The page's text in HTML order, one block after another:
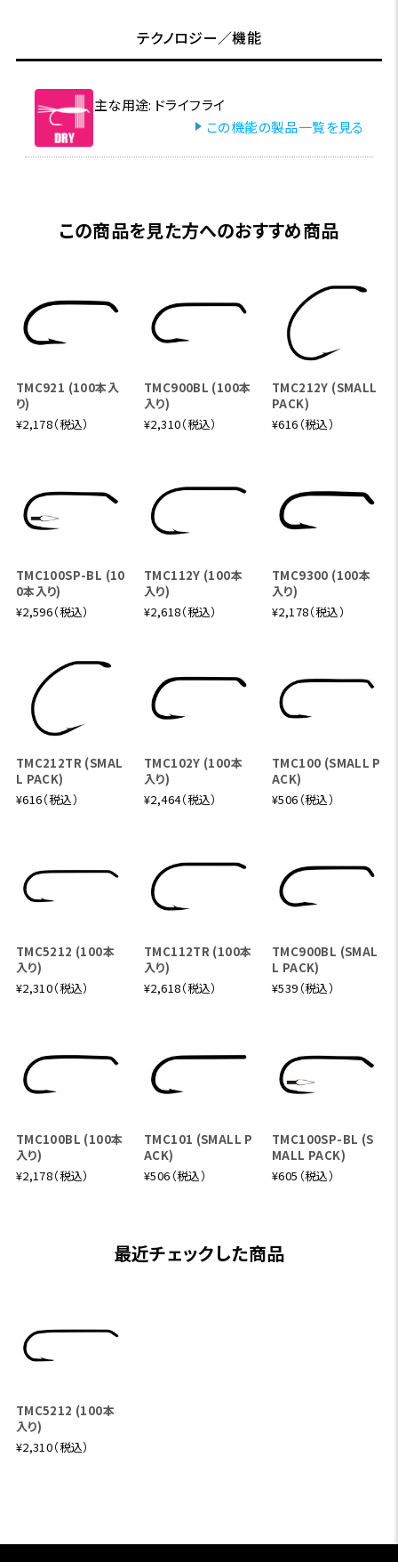
テクノロジー／機能
主な用途: ドライフライ
この機能の製品一覧を見る
この商品を見た方へのおすすめ商品
TMC921 (100本入
り)
¥2,178（税込）
TMC900BL (100本
入り)
¥2,310（税込）
TMC212Y (SMALL
PACK)
¥616（税込）
TMC100SP-BL (10
0本入り)
¥2,596（税込）
TMC112Y (100本
入り)
¥2,618（税込）
TMC9300 (100本
入り)
¥2,178（税込）
TMC212TR (SMAL
L PACK)
¥616（税込）
TMC102Y (100本
入り)
¥2,464（税込）
TMC100 (SMALL P
ACK)
¥506（税込）
TMC5212 (100本
入り)
¥2,310（税込）
TMC112TR (100本
入り)
¥2,618（税込）
TMC900BL (SMAL
L PACK)
¥539（税込）
TMC100BL (100本
入り)
¥2,178（税込）
TMC101 (SMALL P
ACK)
¥506（税込）
TMC100SP-BL (S
MALL PACK)
¥605（税込）
最近チェックした商品
TMC5212 (100本
入り)
¥2,310（税込）